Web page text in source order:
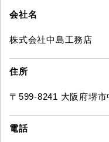
会社名
株式会社中島工務店
住所
〒599-8241 大阪府堺
電話